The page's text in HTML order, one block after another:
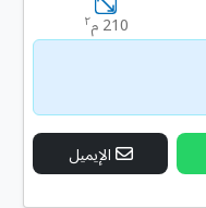
210 م ٢
الإيميل